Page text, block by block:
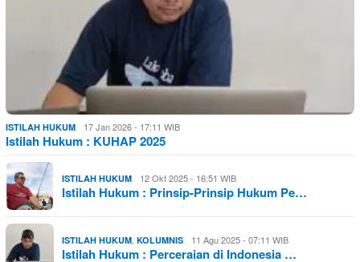
ISTILAH HUKUM 17 Jan 2026 - 17:11 WIB
Istilah Hukum : KUHAP 2025
ISTILAH HUKUM 12 Okt 2025 - 16:51 WIB
Istilah Hukum : Prinsip-Prinsip Hukum Pe…
ISTILAH HUKUM KOLUMNIS 11 Agu 2025 - 07:11 WIB
Istilah Hukum : Perceraian di Indonesia …